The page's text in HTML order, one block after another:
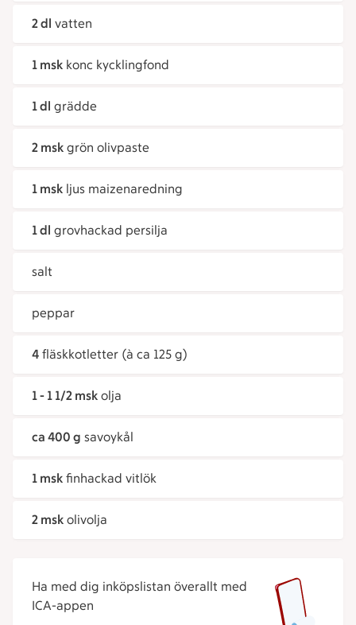
2 dl vatten
1 msk konc kycklingfond
1 dl grädde
2 msk grön olivpaste
1 msk ljus maizenaredning
1 dl grovhackad persilja
salt
peppar
4 fläskkotletter (à ca 125 g)
1 - 1 1/2 msk olja
ca 400 g savoykål
1 msk finhackad vitlök
2 msk olivolja
Ha med dig inköpslistan överallt med
ICA-appen